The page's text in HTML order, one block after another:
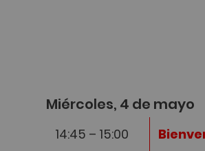
Miércoles, 4 de mayo
14:45 – 15:00